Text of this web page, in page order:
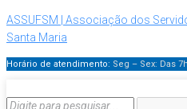
ASSUFSM | Associação dos
Santa Maria
Horário de atendimento: Seg – Sex: Das